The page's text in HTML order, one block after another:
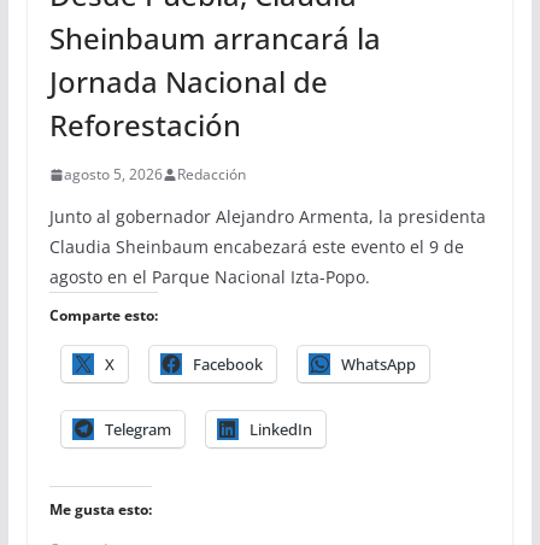
Sheinbaum arrancará la
Jornada Nacional de
Reforestación
agosto 5, 2026 Redacción
Junto al gobernador Alejandro Armenta, la presidenta
Claudia Sheinbaum encabezará este evento el 9 de
agosto en el Parque Nacional Izta-Popo.
Comparte esto:
X Facebook WhatsApp
Telegram LinkedIn
Me gusta esto: